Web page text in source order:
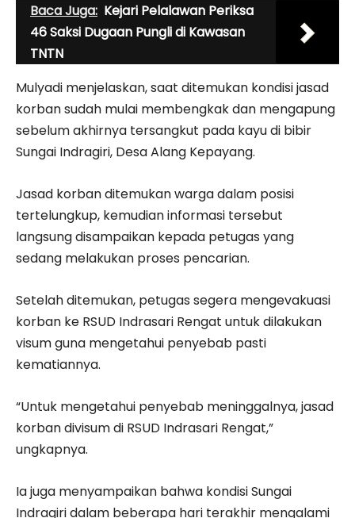
Baca Juga: Kejari Pelalawan Periksa
46 Saksi Dugaan Pungli di Kawasan
TNTN
Mulyadi menjelaskan, saat ditemukan kondisi jasad
korban sudah mulai membengkak dan mengapung
sebelum akhirnya tersangkut pada kayu di bibir
Sungai Indragiri, Desa Alang Kepayang.
Jasad korban ditemukan warga dalam posisi
tertelungkup, kemudian informasi tersebut
langsung disampaikan kepada petugas yang
sedang melakukan proses pencarian.
Setelah ditemukan, petugas segera mengevakuasi
korban ke RSUD Indrasari Rengat untuk dilakukan
visum guna mengetahui penyebab pasti
kematiannya.
“Untuk mengetahui penyebab meninggalnya, jasad
korban divisum di RSUD Indrasari Rengat,”
ungkapnya.
Ia juga menyampaikan bahwa kondisi Sungai
Indragiri dalam beberapa hari terakhir mengalami